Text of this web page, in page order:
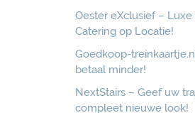
Oester eXclusief – Luxe
Catering op Locatie!
Goedkoop-
betaal minder!
NextStairs – Geef uw
compleet nieuwe look!